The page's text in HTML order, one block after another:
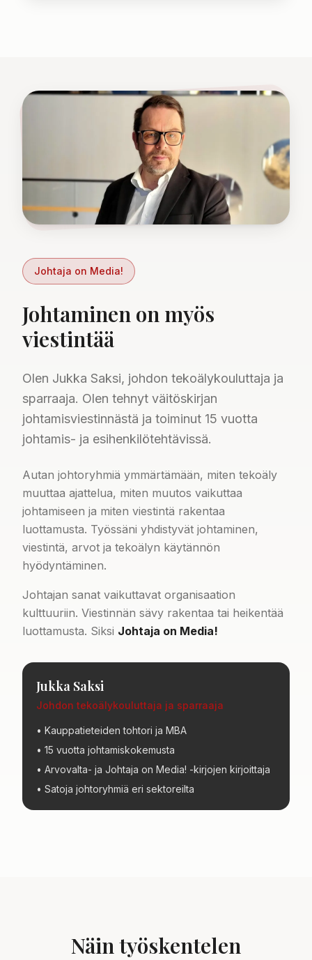
Johtaja on Media!
Johtaminen on myös
viestintää
Olen Jukka Saksi, johdon tekoälykouluttaja ja
sparraaja. Olen tehnyt väitöskirjan
johtamisviestinnästä ja toiminut 15 vuotta
johtamis- ja esihenkilötehtävissä.
Autan johtoryhmiä ymmärtämään, miten tekoäly
muuttaa ajattelua, miten muutos vaikuttaa
johtamiseen ja miten viestintä rakentaa
luottamusta. Työssäni yhdistyvät johtaminen,
viestintä, arvot ja tekoälyn käytännön
hyödyntäminen.
Johtajan sanat vaikuttavat organisaation
kulttuuriin. Viestinnän sävy rakentaa tai heikentää
luottamusta. Siksi Johtaja on Media!
Jukka Saksi
Johdon tekoälykouluttaja ja sparraaja
• Kauppatieteiden tohtori ja MBA
• 15 vuotta johtamiskokemusta
• Arvovalta- ja Johtaja on Media! -kirjojen kirjoittaja
• Satoja johtoryhmiä eri sektoreilta
Näin työskentelen